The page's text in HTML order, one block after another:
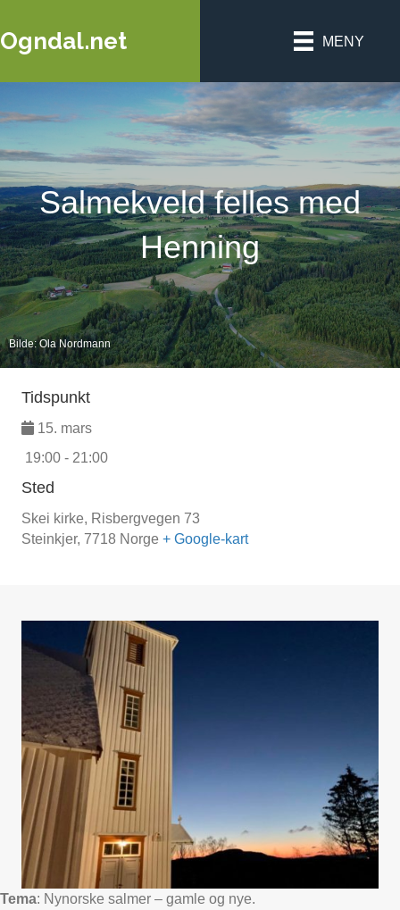
Ogndal.net MENY
Salmekveld felles med
Henning
Bilde: Ola Nordmann
Tidspunkt
15. mars
19:00 - 21:00
Sted
Skei kirke, Risbergvegen 73
Steinkjer, 7718 Norge + Google-kart
Tema: Nynorske salmer – gamle og nye.